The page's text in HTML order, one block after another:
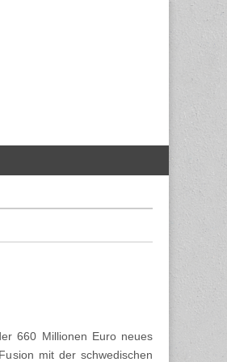
660 Millionen Euro neues
mit der schwedischen